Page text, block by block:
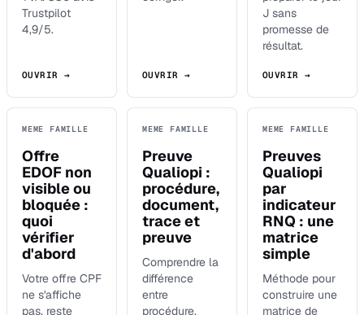
Trustpilot
4,9/5.
OUVRIR → OUVRIR →
J sans
promesse de
résultat.
OUVRIR →
MEME FAMILLE
Offre
EDOF non
visible ou
bloquée :
quoi
vérifier
d'abord
Votre offre CPF
ne s'affiche
pas, reste
MEME FAMILLE
Preuve
Qualiopi :
procédure,
document,
trace et
preuve
Comprendre la
différence
entre
procédure,
MEME FAMILLE
Preuves
Qualiopi
par
indicateur
RNQ : une
matrice
simple
Méthode pour
construire une
matrice de